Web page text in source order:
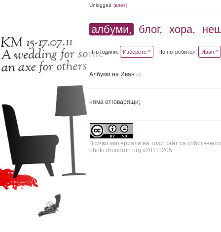
Unlogged (влез)
албуми, блог, хора,
По години: Изберете ^ По потребител: Иван ^
Албуми на Иван(0)
няма отговарящи;
Всички материали на този сайт са
photo.drundrun.org v20111205